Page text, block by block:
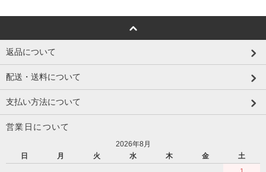
返品について
配送・送料について
支払い方法について
営業日について
2026年8月
日
月 火 水 木 金
土